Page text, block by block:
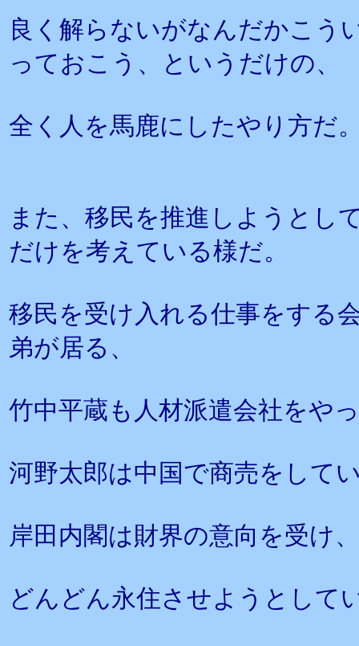
良く解らないがなんだかこう
っておこう、というだけの、
全く人を馬鹿にしたやり方だ
また、移民を推進しようとし
だけを考えている様だ。
移民を受け入れる仕事をする
弟が居る、
竹中平蔵も人材派遣会社をや
河野太郎は中国で商売をして
岸田内閣は財界の意向を受け
どんどん永住させようとして